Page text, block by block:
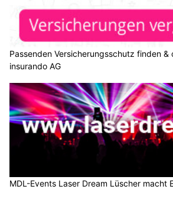
Passenden Versicherungsschutz finden &
insurando AG
MDL-Events Laser Dream Lüscher macht